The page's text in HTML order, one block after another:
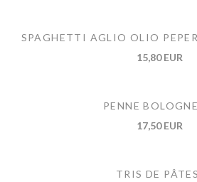
SPAGHETTI AGLIO OLIO
15,80 EUR
PENNE
17,50 EUR
TRIS DE PÂTES